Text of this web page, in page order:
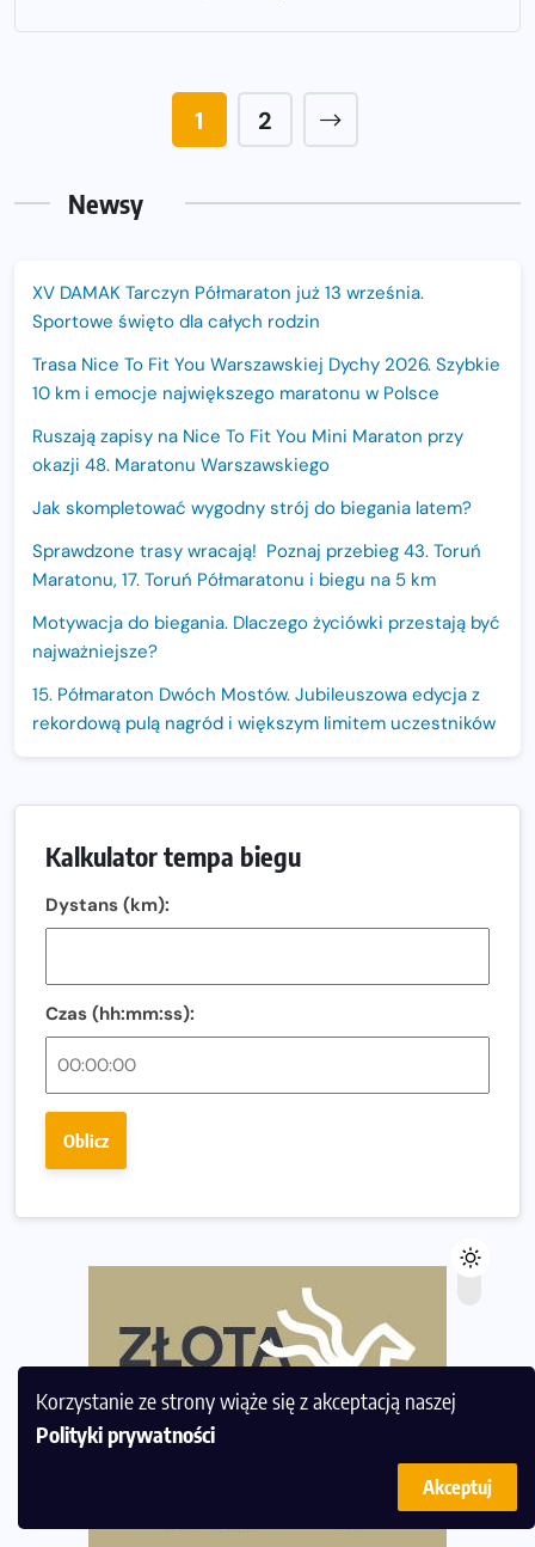
Korzystanie ze strony wiąże się z akceptacją naszej
Polityki prywatności
Akceptuj
1 2
Newsy
XV DAMAK Tarczyn Półmaraton już 13 września.
Sportowe święto dla całych rodzin
Trasa Nice To Fit You Warszawskiej Dychy 2026. Szybkie
10 km i emocje największego maratonu w Polsce
Ruszają zapisy na Nice To Fit You Mini Maraton przy
okazji 48. Maratonu Warszawskiego
Jak skompletować wygodny strój do biegania latem?
Sprawdzone trasy wracają! Poznaj przebieg 43. Toruń
Maratonu, 17. Toruń Półmaratonu i biegu na 5 km
Motywacja do biegania. Dlaczego życiówki przestają być
najważniejsze?
15. Półmaraton Dwóch Mostów. Jubileuszowa edycja z
rekordową pulą nagród i większym limitem uczestników
Oficjalna koszulka LOTTO 25. Poznań Maratonu!
Amazfit Balance 3: Kompleksowe narzędzie dla biegacza
Regeneracja w bieganiu. Co warto o niej wiedzieć?
Ostatnie wolne miejsca na jubileuszowy Bieg
Fabrykanta. Organizatorzy odkrywają trasę dzień po
wybiera wyzwanie trzech największych maratonów w
Praska 5k Run gospodarzem Mistrzostw Polski
Największy Bieg Powstania Warszawskiego w historii.
Ponad 12 tysięcy uczestników pobiegło dla Bohaterów!
Tętno vs tempo – czym kierować się w bieganiu?
diety
Rozbiegany Olsztyn szykuje się na weekend z
Już w tę sobotę 35. Bieg Powstania Warszawskiego.
Kalkulator tempa biegu
Dystans (km):
Czas (hh:mm:ss):
Oblicz